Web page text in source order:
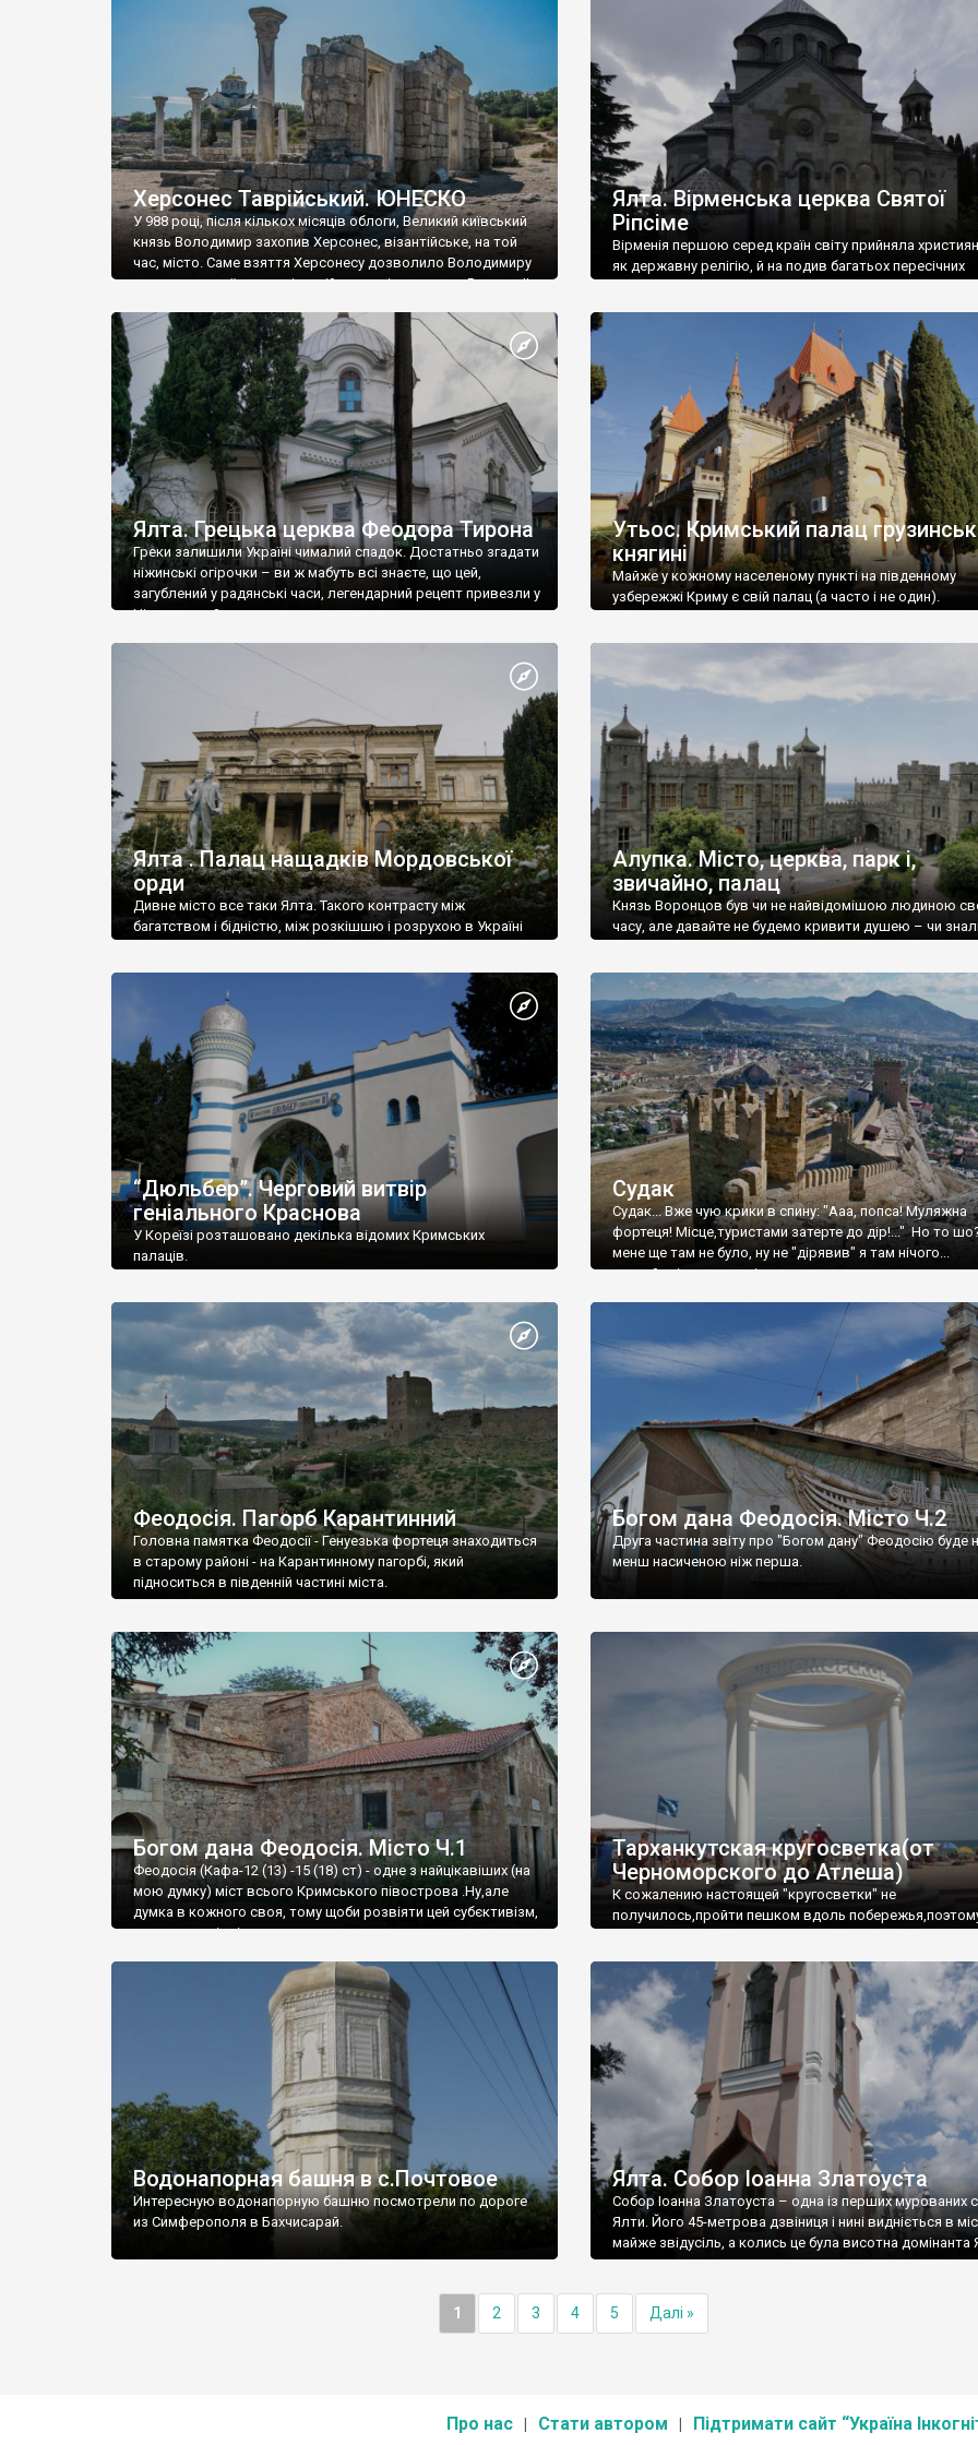
візантійської доби. Раритети викрадені з фондів об’єкту
культурної спадщини ЮНЕСКО «Херсонеса Таврійського».
Офіційно – на виставку «Золото Візантії», але експерти та
влада в Україні вважають це лише […]
називаються «повстяками» (postaki)…” “Вино. Крим
виробляє відмінне вино і його вдосталь: воно все
легке біле і дуже […]
Херсонес Таврійський. ЮНЕСКО
У 988 році, після кількох місяців облоги, Великий київський
князь Володимир захопив Херсонес, візантійське, на той
час, місто. Саме взяття Херсонесу дозволило Володимиру
диктувати свої умови візантійському імператору Василю ІІ,
Херсонесі Володимир-язичник, став Василем-
християнином. А потім було Хрещення Русі. На честь
Херсонесу Таврійського названо місто […]
Ялта. Вірменська церква Святої
Ріпсіме
Вірменія першою серед країн світу прийняла
як державну релігію, й на подив багатьох пересічних
Ялта. Грецька церква Феодора Тирона
Греки залишили Україні чималий спадок. Достатньо згадати
ніжинські огірочки – ви ж мабуть всі знаєте, що цей,
загублений у радянські часи, легендарний рецепт привезли у
Ніжин греки?
Утьос. Кримський палац
княгині
Майже у кожному населеному пункті на південному
узбережжі Криму є свій палац (а часто і не один).
Ялта . Палац нащадків Мордовської
орди
Дивне місто все таки Ялта. Такого контрасту між
багатством і бідністю, між розкішшю і розрухою в Україні
Алупка. Місто, церква, парк і,
звичайно, палац
Князь Воронцов був чи не найвідомішою людиною
часу, але давайте не будемо кривити душею – чи
“Дюльбер”. Черговий витвір
геніального Краснова
У Кореїзі розташовано декілька відомих Кримських
палаців.
Судак
Судак... Вже чую крики в спину: "Ааа, попса! Муляжна
фортеця! Місце,туристами затерте до дір!..." Но то
мене ще там не було, ну не "дірявив" я там нічого...
принаймні до цього літа.
Феодосія. Пагорб Карантинний
Головна памятка Феодосії - Генуезька фортеця знаходиться
в старому районі - на Карантинному пагорбі, який
підноситься в південній частині міста.
Богом дана Феодосія. Місто Ч.2
Друга частина звіту про "Богом дану" Феодосію буде
менш насиченою ніж перша.
Богом дана Феодосія. Місто Ч.1
Феодосія (Кафа-12 (13) -15 (18) ст) - одне з найцікавіших (на
мою думку) міст всього Кримського півострова .Ну,але
думка в кожного своя, тому щоби розвіяти цей субєктивізм,
запрошую відвідати це
Тарханкутская кругосветка(от
Черноморского до Атлеша)
К сожалению настоящей "кругосветки" не
получилось,пройти пешком вдоль
Водонапорная башня в с.Почтовое
Интересную водонапорную башню посмотрели по дороге
из Симферополя в Бахчисарай.
Ялта. Собор Іоанна Златоуста
Собор Іоанна Златоуста – одна із перших мурованих
Ялти. Його 45-метрова дзвіниця і нині видніється в
майже звідусіль, а колись це була висотна домінанта
1 2 3 4 5 Далі »
Про нас Стати автором Підтримати сайт “Україна